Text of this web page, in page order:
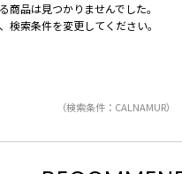
商品は見つかりませんでした。
検索条件を変更してください。
（検索条件：CALNAMUR）